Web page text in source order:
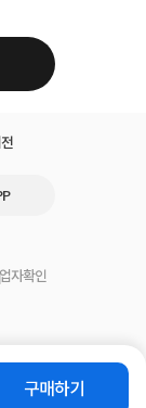
구매하기
자확인